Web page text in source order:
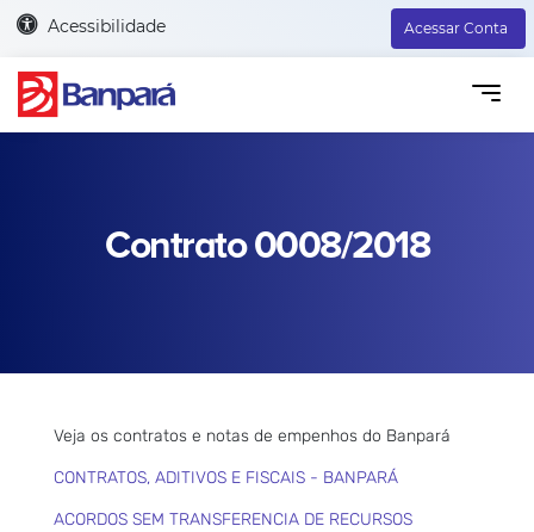
Acessibilidade Acessar Conta
Contrato 0008/2018
Veja os contratos e notas de empenhos do Banpará
CONTRATOS, ADITIVOS E FISCAIS - BANPARÁ
ACORDOS SEM TRANSFERENCIA DE RECURSOS